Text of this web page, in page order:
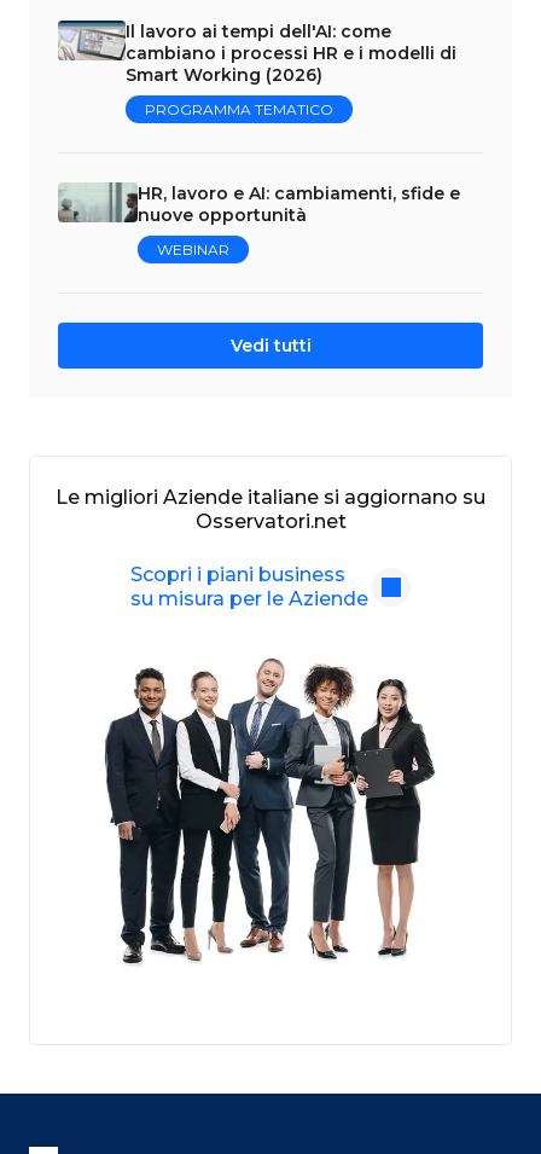
Il lavoro ai tempi dell'AI: come
cambiano i processi HR e i modelli di
Smart Working (2026)
PROGRAMMA TEMATICO
HR, lavoro e AI: cambiamenti, sfide e
nuove opportunità
WEBINAR
Vedi tutti
Le migliori Aziende italiane si aggiornano su
Osservatori.net
Scopri i piani business
su misura per le Aziende